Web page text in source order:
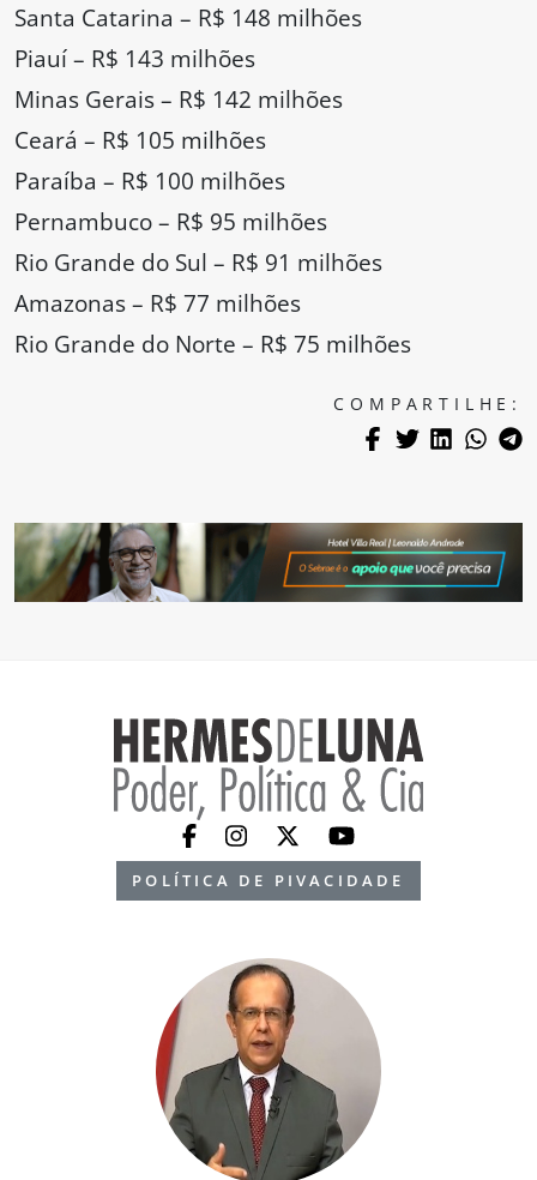
Santa Catarina – R$ 148 milhões
Piauí – R$ 143 milhões
Minas Gerais – R$ 142 milhões
Ceará – R$ 105 milhões
Paraíba – R$ 100 milhões
Pernambuco – R$ 95 milhões
Rio Grande do Sul – R$ 91 milhões
Amazonas – R$ 77 milhões
Rio Grande do Norte – R$ 75 milhões
COMPARTILHE:
POLÍTICA DE PIVACIDADE